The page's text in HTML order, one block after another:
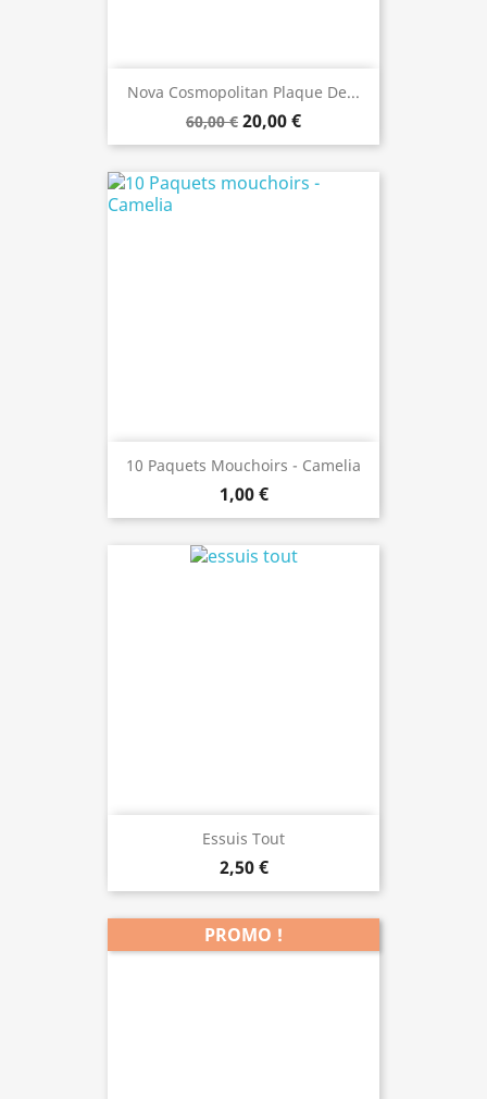
Nova Cosmopolitan Plaque De...
60,00 € 20,00 €
10 Paquets Mouchoirs - Camelia
1,00 €
Essuis Tout
2,50 €
PROMO !